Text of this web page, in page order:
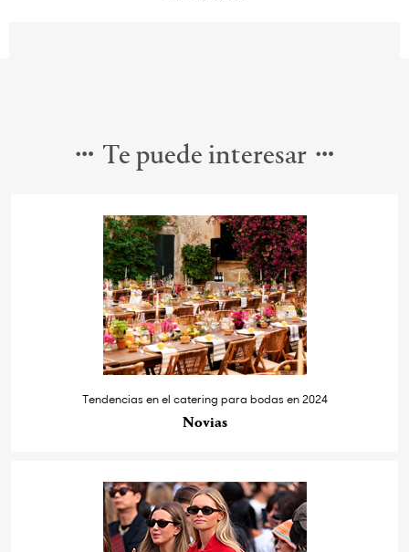
Te puede interesar
Tendencias en el catering para bodas en 2024
Novias